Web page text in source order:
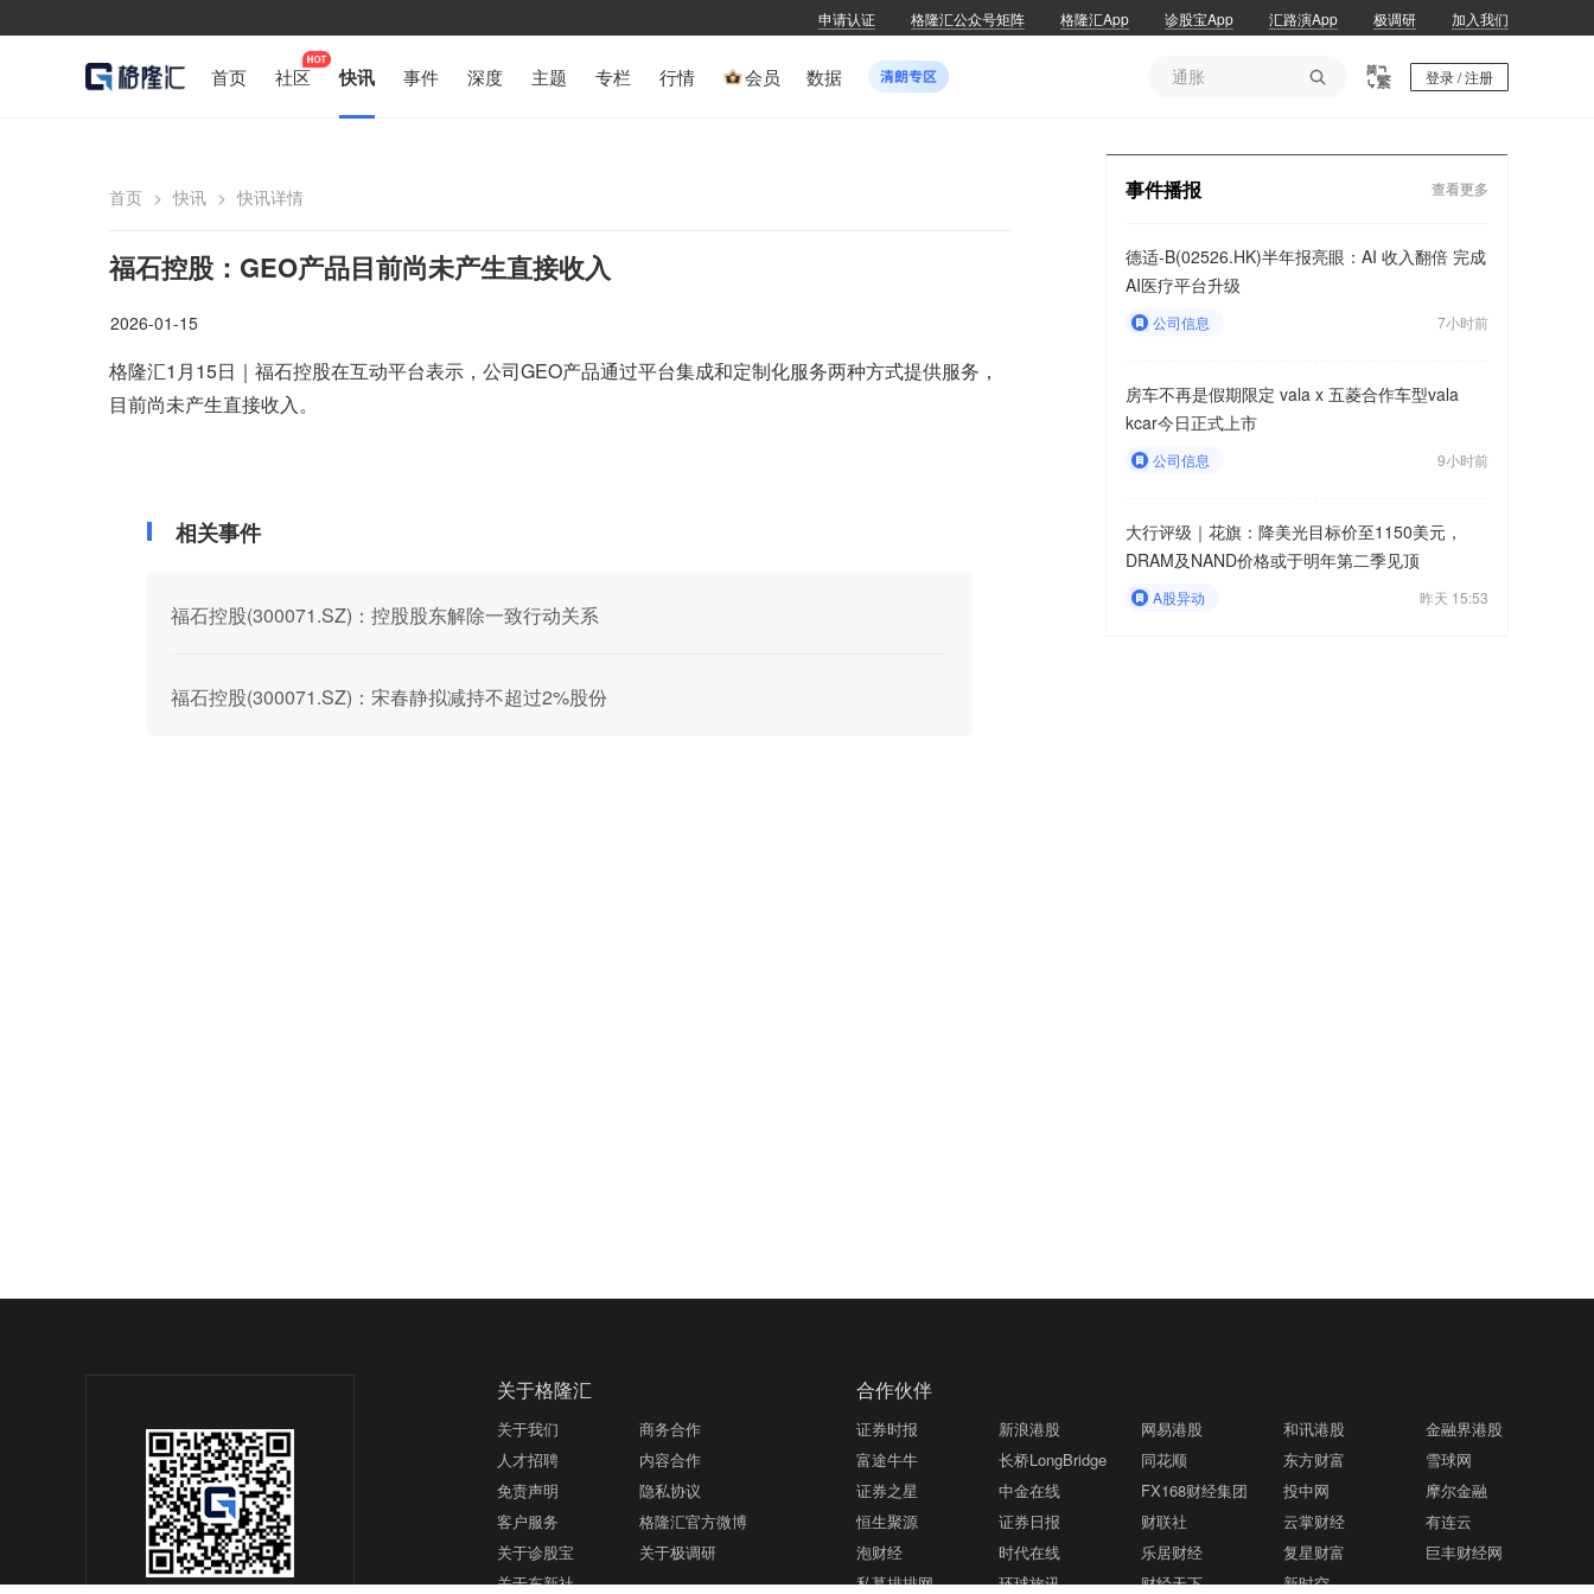
申请认证 格隆汇公众号矩阵 格隆汇App 诊股宝App 汇路演App 极调研 加入我们
首页 社区 快讯 事件 深度 主题 专栏 行情 会员 数据 
通胀
登录 / 注册
首页 > 快讯 > 快讯详情
福石控股：GEO产品目前尚未产生直接收入
2026-01-15
格隆汇1月15日｜福石控股在互动平台表示，公司GEO产品通过平台集成和定制化服务两种方式提供服务，
目前尚未产生直接收入。
相关事件
福石控股(300071.SZ)：控股股东解除一致行动关系
福石控股(300071.SZ)：宋春静拟减持不超过2%股份
事件播报 查看更多
德适-B(02526.HK)半年报亮眼：AI 收入翻倍 完成
AI医疗平台升级
公司信息 7小时前
房车不再是假期限定 vala x 五菱合作车型vala
kcar今日正式上市
公司信息 9小时前
大行评级｜花旗：降美光目标价至1150美元，
DRAM及NAND价格或于明年第二季见顶
A股异动 昨天 15:53
关于格隆汇
关于我们
商务合作
人才招聘
内容合作
免责声明
隐私协议
客户服务
格隆汇官方微博
关于诊股宝
关于极调研
关于东新社
合作伙伴
证券时报 新浪港股 网易港股 和讯港股
金融界港股
富途牛牛
长桥LongBridge 同花顺 东方财富
雪球网
证券之星
中金在线 FX168财经集团 投中网
摩尔金融
恒生聚源
证券日报 财联社 云掌财经
有连云
泡财经
时代在线 乐居财经 复星财富
巨丰财经网
私募排排网
环球旅讯 财经天下 新时空